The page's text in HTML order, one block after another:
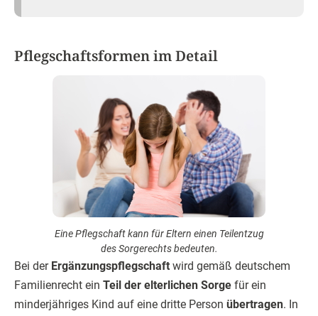
Pflegschaftsformen im Detail
Eine Pflegschaft kann für Eltern einen Teilentzug
des Sorgerechts bedeuten.
Bei der Ergänzungspflegschaft wird gemäß deutschem
Familienrecht ein Teil der elterlichen Sorge für ein
minderjähriges Kind auf eine dritte Person übertragen. In